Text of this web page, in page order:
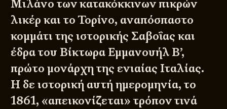
Μιλάνο των κατακόκκινων πικρών
λικέρ και το Τορίνο, αναπόσπαστο
κομμάτι της ιστορικής Σαβοΐας και
έδρα του Βίκτωρα Εμμανουήλ Β’,
πρώτο μονάρχη της ενιαίας Ιταλίας.
Η δε ιστορική αυτή ημερομηνία, το
1861, «απεικονίζεται» τρόπον τινά